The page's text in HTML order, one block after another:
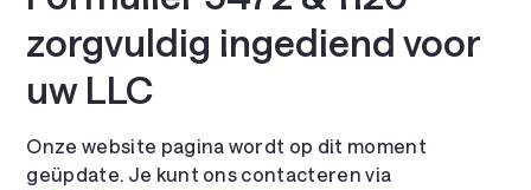
zorgvuldig ingediend voor
uw LLC
Onze website pagina wordt op dit moment
geüpdate. Je kunt ons contacteren via